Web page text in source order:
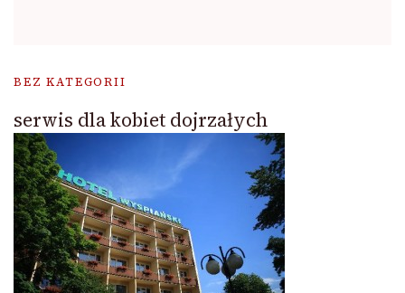
BEZ KATEGORII
serwis dla kobiet dojrzałych